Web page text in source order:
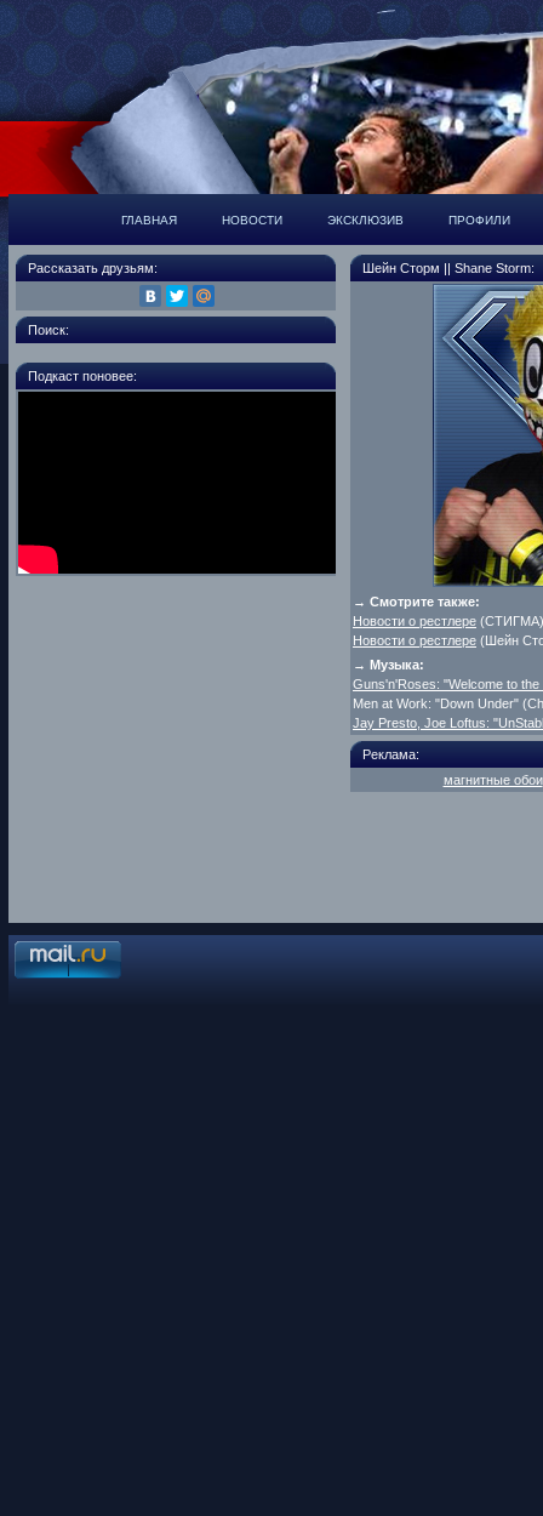
ГЛАВНАЯ НОВОСТИ ЭКСКЛЮЗИВ ПРОФИЛИ
Рассказать друзьям:
Поиск:
Подкаст поновее:
Шейн Сторм || Shane Storm:
→ Смотрите также:
Новости о рестлере
Новости о рестлере (Шейн
→ Музыка:
Guns'n'Roses: "Welcome to the
Men at Work: "Down Under"
Jay Presto, Joe Loftus:
Реклама:
магнитные обои